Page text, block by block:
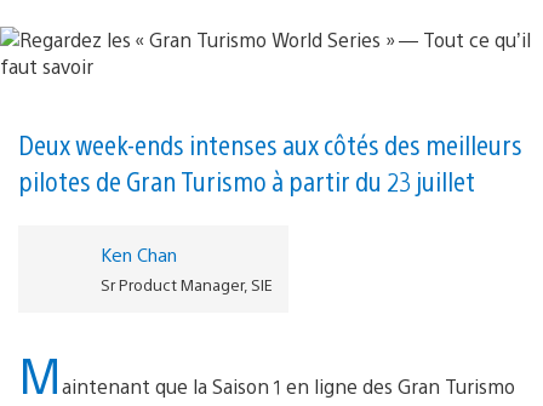
Deux week-ends intenses aux côtés des meilleurs
pilotes de Gran Turismo à partir du 23 juillet
Ken Chan
Sr Product Manager, SIE
Maintenant que la Saison 1 en ligne des Gran Turismo